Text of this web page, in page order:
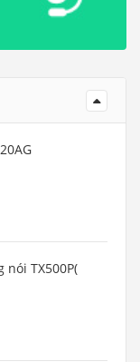
nói TX500P(